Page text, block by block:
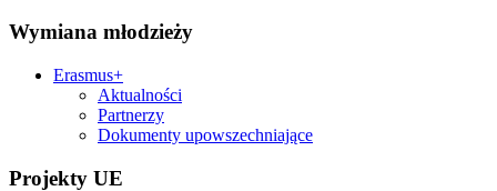
Wymiana młodzieży
Erasmus+
Aktualności
Partnerzy
Dokumenty upowszechniające
Projekty UE